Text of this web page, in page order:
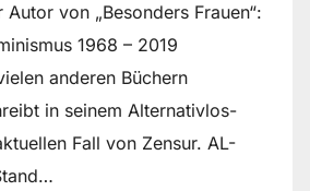
Autor von „Besonders Frauen“:
1968 – 2019
anderen Büchern
in seinem Alternativlos-
Fall von Zensur. AL-